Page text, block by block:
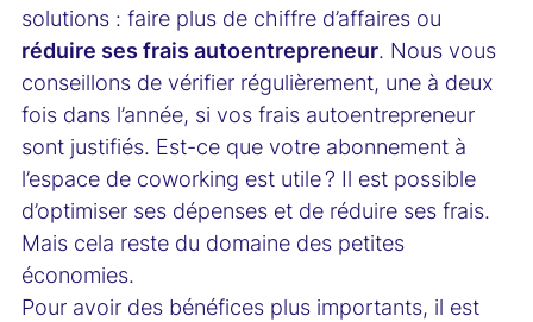
solutions : faire plus de chiffre d’affaires ou
réduire ses frais autoentrepreneur. Nous vous
conseillons de vérifier régulièrement, une à deux
fois dans l’année, si vos frais autoentrepreneur
sont justifiés. Est-ce que votre abonnement à
l’espace de coworking est utile ? Il est possible
d’optimiser ses dépenses et de réduire ses frais.
Mais cela reste du domaine des petites
économies.
Pour avoir des bénéfices plus importants, il est